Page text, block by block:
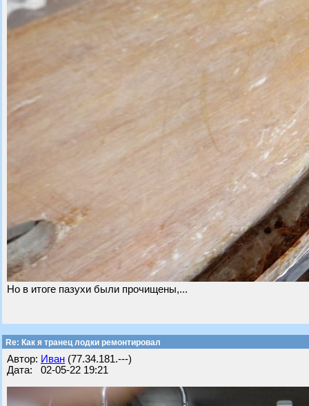
Но в итоге пазухи были прочищены,...
Re: Как я транец лодки ремонтировал
Автор: Иван (77.34.181.---)
Дата: 02-05-22 19:21